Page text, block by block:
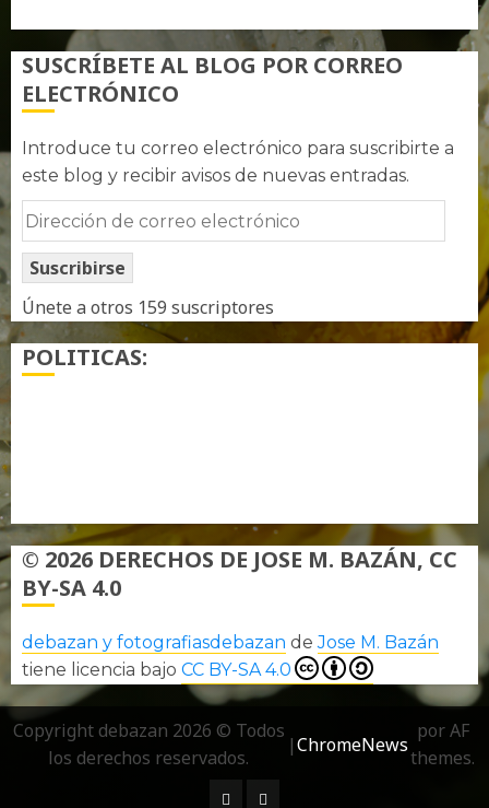
SUSCRÍBETE AL BLOG POR CORREO
ELECTRÓNICO
Introduce tu correo electrónico para suscribirte a
este blog y recibir avisos de nuevas entradas.
Dirección
de
correo
electrónico
Suscribirse
Únete a otros 159 suscriptores
POLITICAS:
© 2026 DERECHOS DE JOSE M. BAZÁN, CC
BY-SA 4.0
debazan y fotografiasdebazan deJose M. Bazán
tiene licencia bajo CC BY-SA 4.0
Copyright debazan 2026 © Todos
los derechos reservados.
|ChromeNews
por AF
themes.
¿ Quién soy…?
Más información sobre las